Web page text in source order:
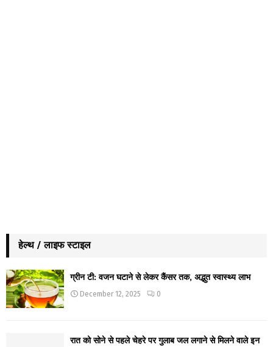
हेल्थ / लाइफ स्टाइल
ग्रीन टी: वजन घटाने से लेकर कैंसर तक, अद्भुत स्वास्थ्य लाभ
December 12, 2025 0
रात को सोने से पहले चेहरे पर गुलाब जल लगाने से मिलने वाले इन